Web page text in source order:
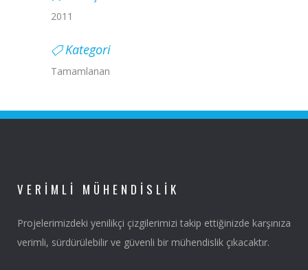
2011
Kategori
Tamamlanan
VERIMLI MÜHENDISLIK
Projelerimizdeki yenilikçi çizgilerimizi takip ettiğinizde karşınıza
verimli, sürdürülebilir ve güvenli bir mühendislik çıkacaktır.